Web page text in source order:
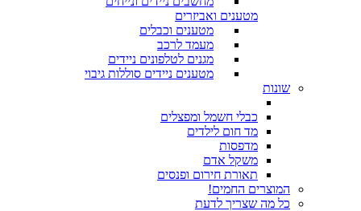
מטענים ואביזרים
מטענים וכבלים
מעמד לרכב
מגנים לטלפונים ניידים
מטענים ניידים סוללות גיבוי
שונות
כבלי חשמל ומפצלים
מד חום לילדים
מדפסות
משקל אדם
תאורת חירום ופנסים
המוצרים החמים!
כל מה שצריך לדעת